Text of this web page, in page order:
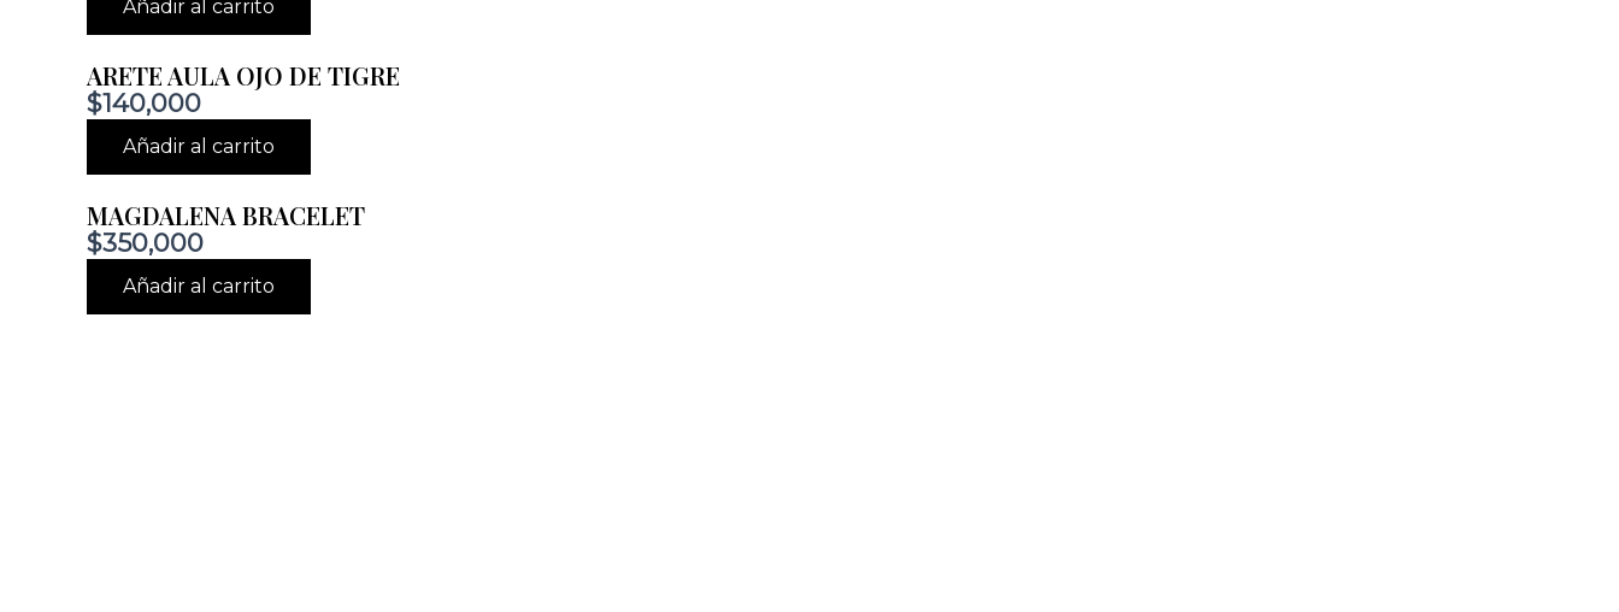
Añadir al carrito
ARETE AULA OJO DE TIGRE
$140,000
Añadir al carrito
MAGDALENA BRACELET
$350,000
Añadir al carrito